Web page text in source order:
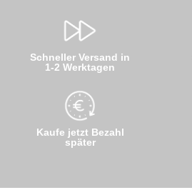
Schneller Versand in
1-2 Werktagen
Kaufe jetzt Bezahl
später